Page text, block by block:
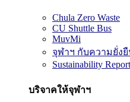
Chula Zero Waste
CU Shuttle Bus
MuvMi
จุฬาฯ กับความยั่ง
Sustainability Report
บริจาคให้จุฬาฯ